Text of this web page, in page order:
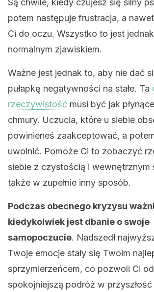
Są chwile, kiedy czujesz się silny
potem następuje frustracja, a nawet
Ci do oczu. Wszystko to jest jednak
normalnym zjawiskiem.
Ważne jest jednak to, aby nie dać
pułapkę negatywności na stałe. Ta
rzeczywistość musi być jak
chmury. Uczucia, które u siebie
powinieneś zaakceptować, a
uwolnić. Pomoże Ci to zobaczyć
siebie z czystością i wewnętrznym
także w zupełnie inny sposób.
Podczas obecnego kryzysu
kiedykolwiek jest dbanie o swoje
samopoczucie. Nadszedł
Twoje emocje stały się Twoim
sprzymierzeńcem, co pozwoli Ci
spokojniejszą podróż w